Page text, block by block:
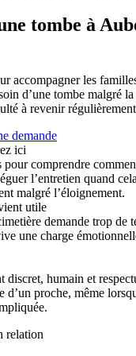
tombe à
accompagner les
d’une tombe malgré
à revenir
demande
ici
pour comprendre
l’entretien quand
malgré l’éloignement.
utile
demande trop de
une charge
discret, humain et
d’un proche, même
relation